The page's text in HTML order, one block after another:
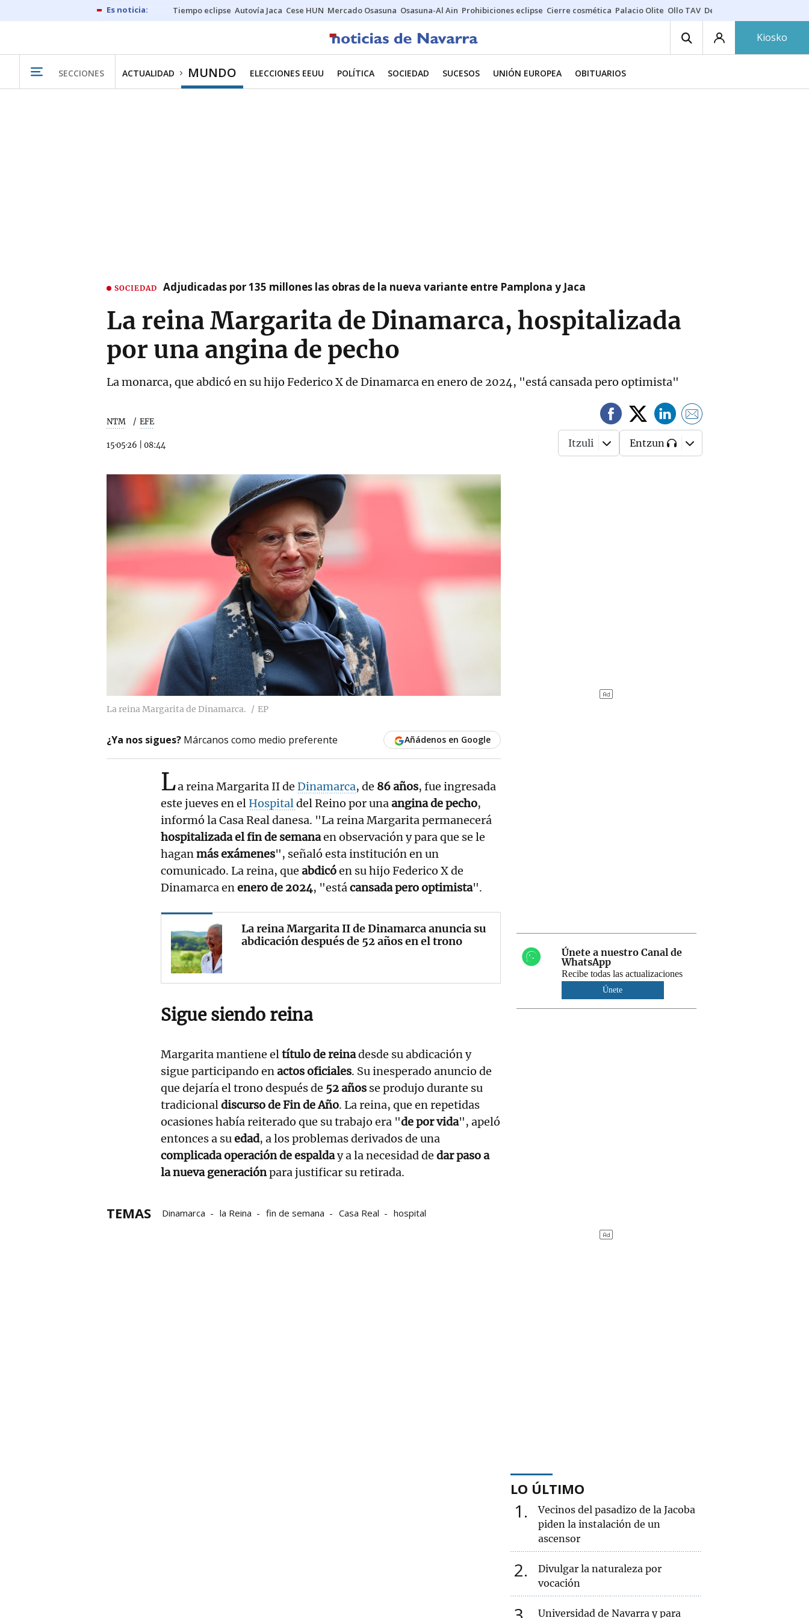
Tiempo eclipse Autovía Jaca Cese HUN Mercado Osasuna Osasuna-Al Ain Prohibiciones eclipse Cierre cosmética Palacio Olite Ollo TAV Derrama vecinos
Kiosko
SECCIONES ACTUALIDAD MUNDO ELECCIONES EEUU POLÍTICA SOCIEDAD SUCESOS UNIÓN EUROPEA OBITUARIOS
SOCIEDAD Adjudicadas por 135 millones las obras de la nueva variante entre Pamplona y Jaca
La reina Margarita de Dinamarca, hospitalizada
por una angina de pecho
La monarca, que abdicó en su hijo Federico X de Dinamarca en enero de 2024, "está cansada pero optimista"
NTM EFE
15·05·26 08:44 Itzuli Entzun
La reina Margarita de Dinamarca. EP
¿Ya nos sigues? Márcanos como medio preferente Añádenos en Google
La reina Margarita II de Dinamarca, de 86 años, fue ingresada
este jueves en el Hospitaldel Reino por unaangina de pecho,
informó la Casa Real danesa. "La reina Margarita permanecerá
hospitalizada el fin de semanaen observación y para que se le
haganmás exámenes", señaló esta institución en un
comunicado. La reina, que abdicóen su hijo Federico X de
Dinamarca enenero de 2024, "estácansada pero optimista".
La reina Margarita II de Dinamarca anuncia su
abdicación después de 52 años en el trono
Sigue siendo reina
Margarita mantiene eltítulo de reinadesde su abdicación y
sigue participando enactos oficiales. Su inesperado anuncio de
que dejaría el trono después de 52 años se produjo durante su
tradicionaldiscurso de Fin de Año. La reina, que en repetidas
ocasiones había reiterado que su trabajo era "de por vida", apeló
entonces a suedad, a los problemas derivados de una
complicada operación de espalday a la necesidad de dar paso a
la nueva generaciónpara justificar su retirada.
TEMAS Dinamarca la Reina fin de semana Casa Real hospital
Únete a nuestro Canal de
WhatsApp
Recibe todas las actualizaciones
Únete
LO ÚLTIMO
1
Vecinos del pasadizo de la Jacoba
piden la instalación de un
ascensor
2
Divulgar la naturaleza por
vocación
Universidad de Navarra y para